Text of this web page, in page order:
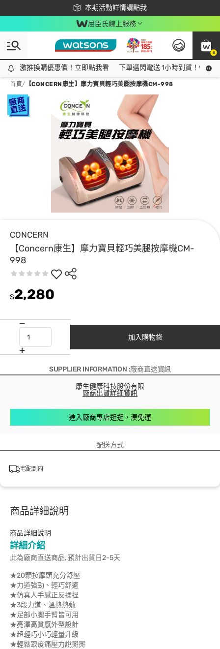
本期活動詳情請點我
下載app最高回饋$350
屈臣氏線上服務
0
激推換購優惠價！立即點我看
激推換購優惠價！立即點我看 下單選閃電送 1小時到貨！領神
首頁/ 【CONCERN康生】摩力寶貝輕巧美腿按摩機CM-998
CONCERN
【Concern康生】摩力寶貝輕巧美腿按摩機CM-
998
$2,280
加入購物袋
SUPPLIER INFORMATION :廠商直送資訊
康生健康科技股份有限
廠商出貨詳細資訊
進入廠商專店逛逛，湊免運
配送方式
宅配到府
商品詳細說明
商品詳細說明
詳細介紹
此為廠商直送商品, 預計出貨日2-5天
★20顆按摩頭充分舒壓
★力道強勁、輕巧舒適
★仿真人手感正反揉捏
★3段力道、溫熱熱敷
★足部小腿手臂皆可用
★亮澤高質感外型設計
★超輕巧小巧輕量升級
★輕鬆跟痠痛壓力說掰掰